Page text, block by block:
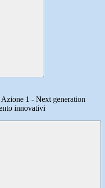
1 - Next generation
innovativi